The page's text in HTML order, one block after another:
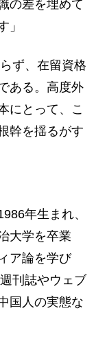
の差を埋めて
」
ず、在留資格
ある。高度外
にとって、こ
幹を揺るがす
年生まれ、
大学を卒業
ア論を学び
刊誌やウェブ
国人の実態な